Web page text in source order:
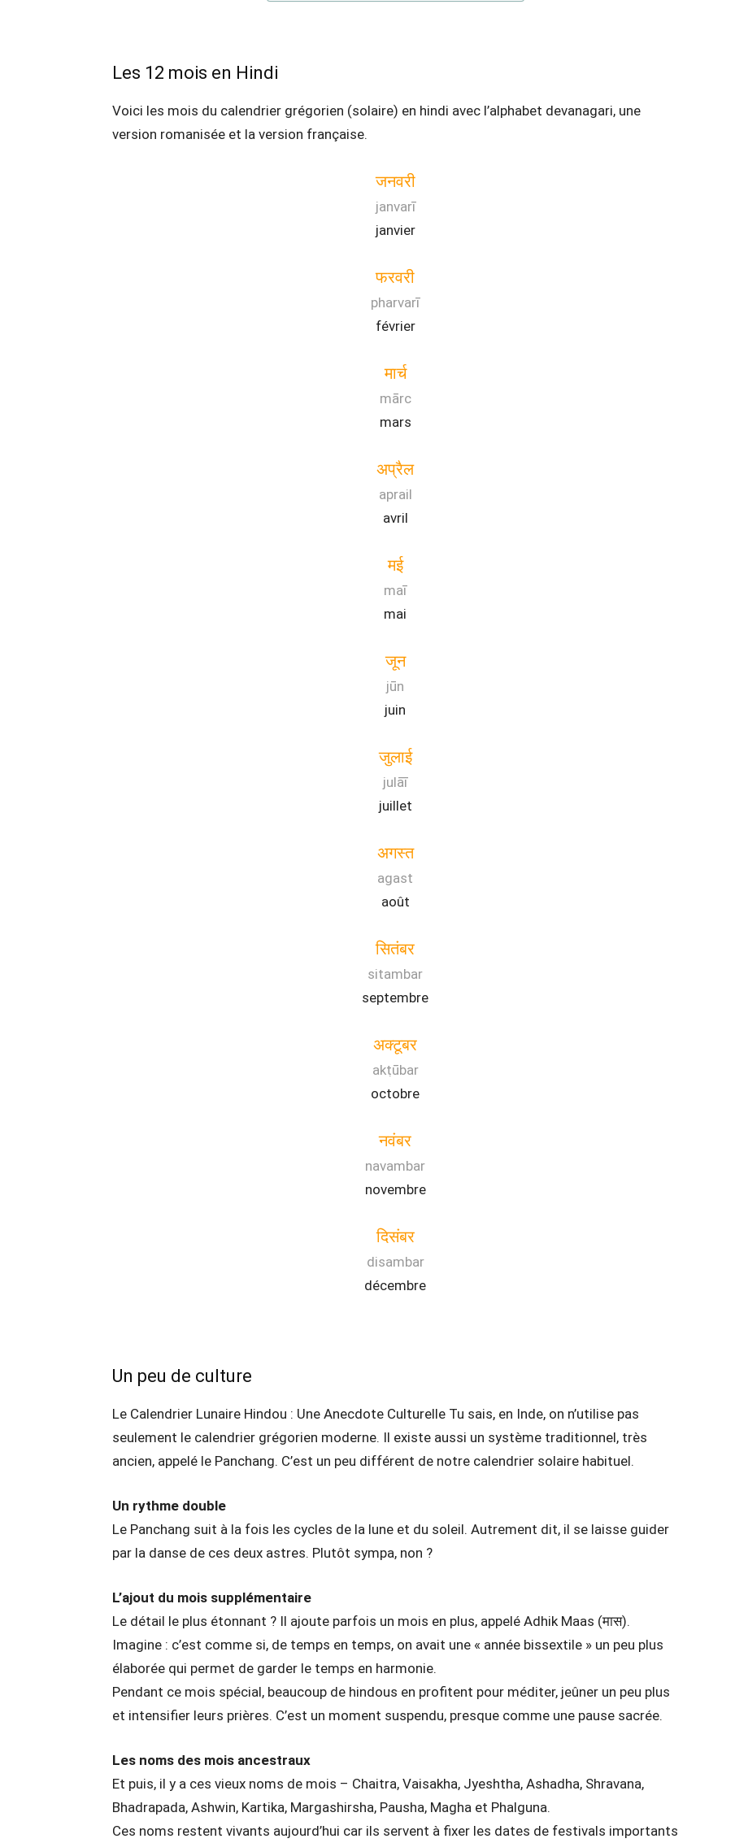
Les 12 mois en Hindi
Voici les mois du calendrier grégorien (solaire) en hindi avec l’alphabet devanagari, une
version romanisée et la version française.
जनवरी
janvarī
janvier
फरवरी
pharvarī
février
मार्च
mārc
mars
अप्रैल
aprail
avril
मई
maī
mai
जून
jūn
juin
जुलाई
julāī
juillet
अगस्त
agast
août
सितंबर
sitambar
septembre
अक्टूबर
akṭūbar
octobre
नवंबर
navambar
novembre
दिसंबर
disambar
décembre
Un peu de culture
Le Calendrier Lunaire Hindou : Une Anecdote Culturelle Tu sais, en Inde, on n’utilise pas
seulement le calendrier grégorien moderne. Il existe aussi un système traditionnel, très
ancien, appelé le Panchang. C’est un peu différent de notre calendrier solaire habituel.
Un rythme double
Le Panchang suit à la fois les cycles de la lune et du soleil. Autrement dit, il se laisse guider
par la danse de ces deux astres. Plutôt sympa, non ?
L’ajout du mois supplémentaire
Le détail le plus étonnant ? Il ajoute parfois un mois en plus, appelé Adhik Maas (मास).
Imagine : c’est comme si, de temps en temps, on avait une « année bissextile » un peu plus
élaborée qui permet de garder le temps en harmonie.
Pendant ce mois spécial, beaucoup de hindous en profitent pour méditer, jeûner un peu plus
et intensifier leurs prières. C’est un moment suspendu, presque comme une pause sacrée.
Les noms des mois ancestraux
Et puis, il y a ces vieux noms de mois – Chaitra, Vaisakha, Jyeshtha, Ashadha, Shravana,
Bhadrapada, Ashwin, Kartika, Margashirsha, Pausha, Magha et Phalguna.
Ces noms restent vivants aujourd’hui car ils servent à fixer les dates de festivals importants